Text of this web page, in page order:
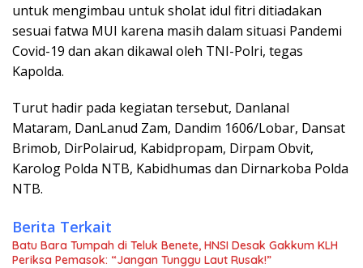
untuk mengimbau untuk sholat idul fitri ditiadakan
sesuai fatwa MUI karena masih dalam situasi Pandemi
Covid-19 dan akan dikawal oleh TNI-Polri, tegas
Kapolda.
Turut hadir pada kegiatan tersebut, Danlanal
Mataram, DanLanud Zam, Dandim 1606/Lobar, Dansat
Brimob, DirPolairud, Kabidpropam, Dirpam Obvit,
Karolog Polda NTB, Kabidhumas dan Dirnarkoba Polda
NTB.
Berita Terkait
Batu Bara Tumpah di Teluk Benete, HNSI Desak Gakkum KLH
Periksa Pemasok: “Jangan Tunggu Laut Rusak!”